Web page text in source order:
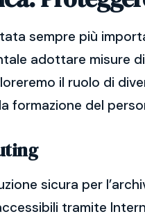
sempre più
adottare misure
il ruolo di
formazione del
sicura per
tramite